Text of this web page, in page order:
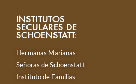
INSTITUTOS
SECULARES DE
SCHOENSTATT:
Hermanas Marianas
Señoras de Schoenstatt
Instituto de Familias